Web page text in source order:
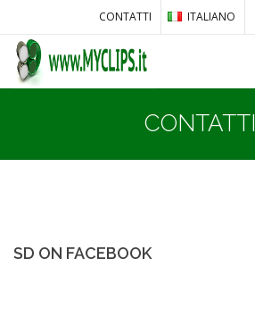
CONTATTI ITALIANO
CONTATTI
SD ON FACEBOOK